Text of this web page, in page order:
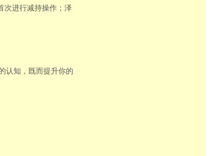
次进行减持操作；泽
认知，既而提升你的